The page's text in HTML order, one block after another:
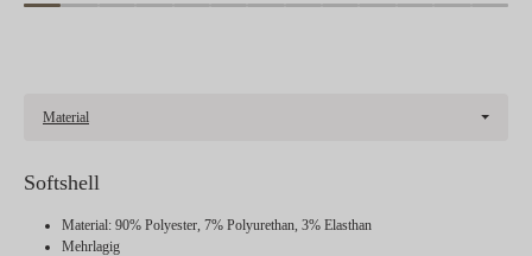
Material
Softshell
Material: 90% Polyester, 7% Polyurethan, 3% Elasthan
Mehrlagig